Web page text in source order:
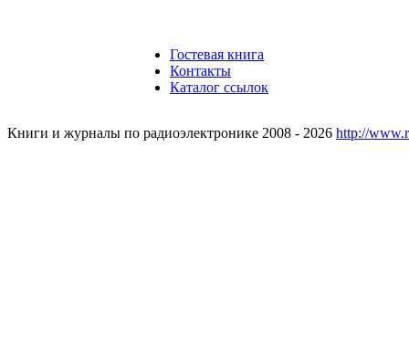
Гостевая книга
Контакты
Каталог ссылок
Книги и журналы по радиоэлектронике 2008 - 2026 http://